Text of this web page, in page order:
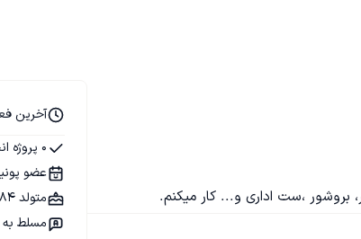
بروشور ،ست اداری و... کار میکنم.
آخرین فعالیت 04
0 پروژه انجام شده
عضو پونیشا از 28
متولد 1384
مسلط به